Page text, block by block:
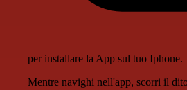
per installare la App sul tuo Iphone.
Mentre navighi nell'app, scorri il